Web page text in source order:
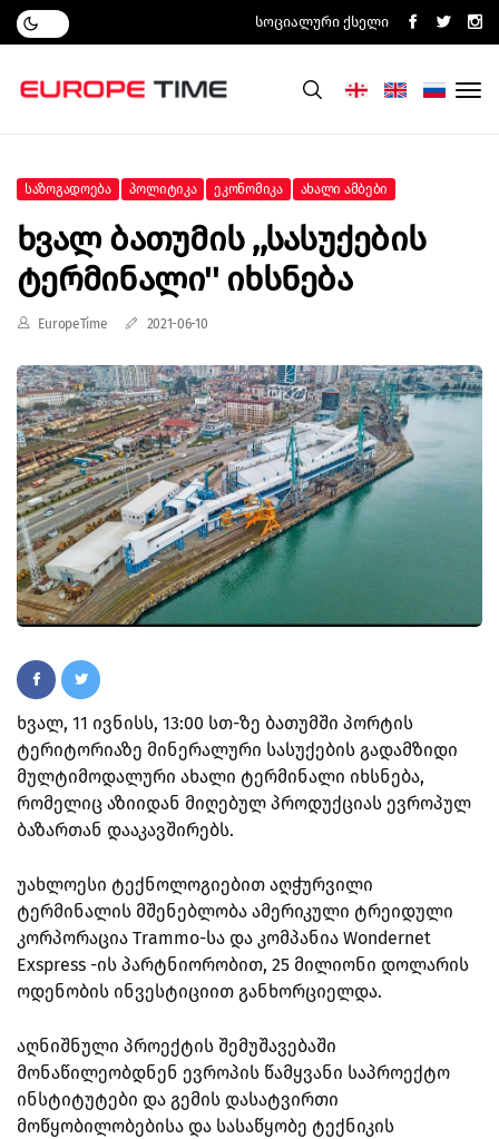
Სოციალური Ქსელი
Საზოგადოება Პოლიტიკა Ეკონომიკა Ახალი Ამბები
Ხვალ Ბათუმის ,,სასუქების
Ტერმინალი'' Იხსნება
EuropeTime 2021-06-10
ხვალ, 11 ივნისს, 13:00 სთ-ზე ბათუმში პორტის
ტერიტორიაზე მინერალური სასუქების გადამზიდი
მულტიმოდალური ახალი ტერმინალი იხსნება,
რომელიც აზიიდან მიღებულ პროდუქციას ევროპულ
ბაზართან დააკავშირებს.
უახლოესი ტექნოლოგიებით აღჭურვილი
ტერმინალის მშენებლობა ამერიკული ტრეიდული
კორპორაცია Trammo-სა და კომპანია Wondernet
Exspress -ის პარტნიორობით, 25 მილიონი დოლარის
ოდენობის ინვესტიციით განხორციელდა.
აღნიშნული პროექტის შემუშავებაში
მონაწილეობდნენ ევროპის წამყვანი საპროექტო
ინსტიტუტები და გემის დასატვირთი
მოწყობილობებისა და სასაწყობე ტექნიკის